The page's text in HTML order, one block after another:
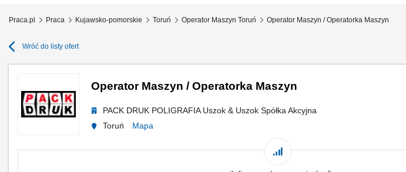
Praca.pl Praca Kujawsko-pomorskie Toruń Operator Maszyn Toruń Operator Maszyn / Operatorka Maszyn
Wróć do listy ofert
Operator Maszyn / Operatorka Maszyn
PACK DRUK POLIGRAFIA Uszok & Uszok Spółka Akcyjna
Toruń
Mapa